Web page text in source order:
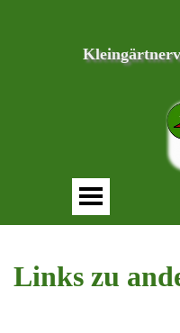
Links zu